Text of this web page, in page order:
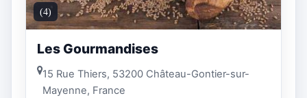
(4)
Les Gourmandises
15 Rue Thiers, 53200 Château-Gontier-sur-
Mayenne, France